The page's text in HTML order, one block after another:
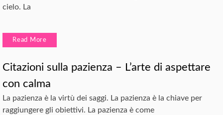
cielo. La
Read More
Citazioni sulla pazienza – L’arte di aspettare
con calma
La pazienza è la virtù dei saggi. La pazienza è la chiave per
raggiungere gli obiettivi. La pazienza è come